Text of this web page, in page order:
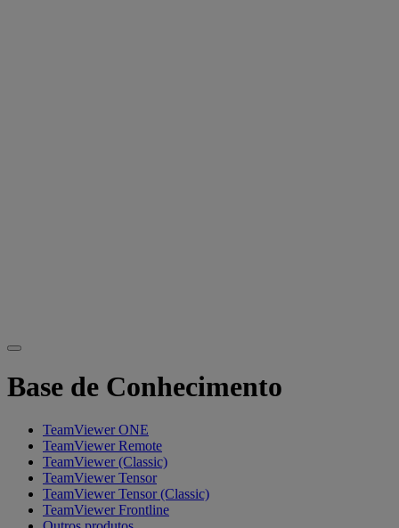
Base de Conhecimento
TeamViewer ONE
TeamViewer Remote
TeamViewer (Classic)
TeamViewer Tensor
TeamViewer Tensor (Classic)
TeamViewer Frontline